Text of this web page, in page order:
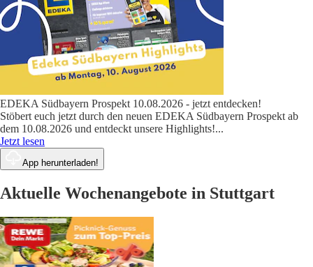
EDEKA Südbayern Prospekt 10.08.2026 - jetzt entdecken!
Stöbert euch jetzt durch den neuen EDEKA Südbayern Prospekt ab
dem 10.08.2026 und entdeckt unsere Highlights!...
Jetzt lesen
App herunterladen!
Aktuelle Wochenangebote in Stuttgart